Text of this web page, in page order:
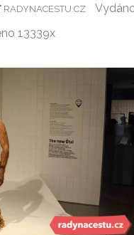
RADYNACESTU.CZ
13339x